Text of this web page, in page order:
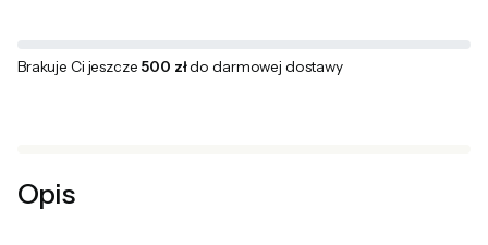
Brakuje Ci jeszcze 500 złdo darmowej dostawy
Opis